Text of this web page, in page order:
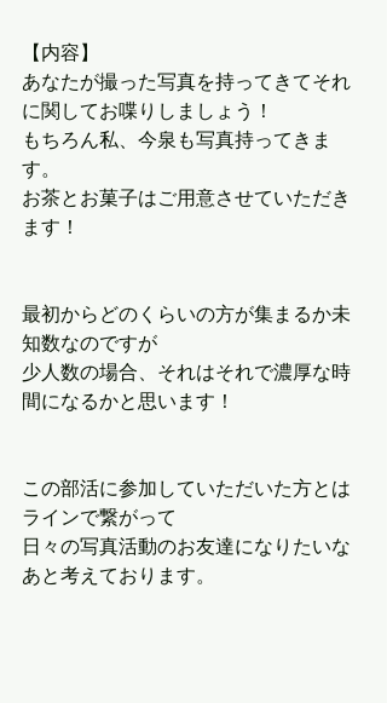
【内容】
あなたが撮った写真を持ってきてそれ
に関してお喋りしましょう！
もちろん私、今泉も写真持ってきま
す。
お茶とお菓子はご用意させていただき
ます！
最初からどのくらいの方が集まるか未
知数なのですが
少人数の場合、それはそれで濃厚な時
間になるかと思います！
この部活に参加していただいた方とは
ラインで繋がって
日々の写真活動のお友達になりたいな
あと考えております。